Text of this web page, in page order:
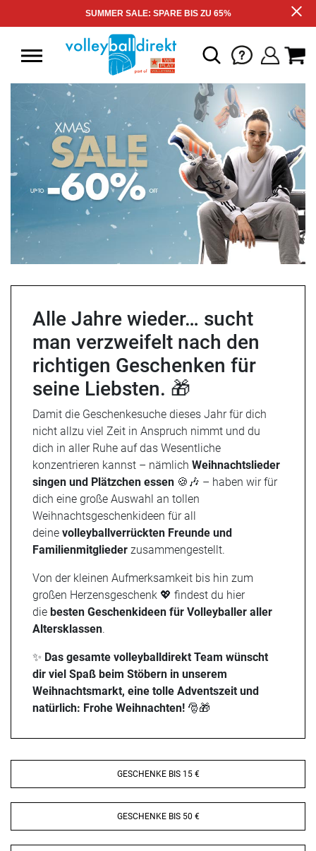
SUMMER SALE: SPARE BIS ZU 65%
Alle Jahre wieder… sucht
man verzweifelt nach den
richtigen Geschenken für
seine Liebsten. 🎁
Damit die Geschenkesuche dieses Jahr für dich
nicht allzu viel Zeit in Anspruch nimmt und du
dich in aller Ruhe auf das Wesentliche
konzentrieren kannst – nämlich Weihnachtslieder
singen und Plätzchen essen 🍪🎶 – haben wir für
dich eine große Auswahl an tollen
Weihnachtsgeschenkideen für all
deine volleyballverrückten Freunde und
Familienmitglieder zusammengestellt.
Von der kleinen Aufmerksamkeit bis hin zum
großen Herzensgeschenk 💖 findest du hier
die besten Geschenkideen für Volleyballer aller
Altersklassen.
✨ Das gesamte volleyballdirekt Team wünscht
dir viel Spaß beim Stöbern in unserem
Weihnachtsmarkt, eine tolle Adventszeit und
natürlich: Frohe Weihnachten! 🎅🎁
GESCHENKE BIS 15 €
GESCHENKE BIS 50 €